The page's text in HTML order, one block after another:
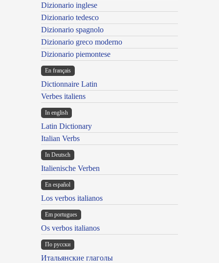
Dizionario inglese
Dizionario tedesco
Dizionario spagnolo
Dizionario greco moderno
Dizionario piemontese
En français
Dictionnaire Latin
Verbes italiens
In english
Latin Dictionary
Italian Verbs
In Deutsch
Italienische Verben
En español
Los verbos italianos
Em portugues
Os verbos italianos
По русски
Итальянские глаголы